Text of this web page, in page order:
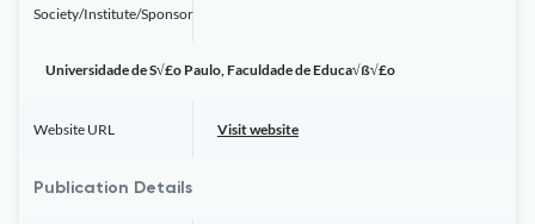
Society/Institute/Sponsor
Universidade de S√£o Paulo, Faculdade de Educa√ß√£o
Website URL Visit website
Publication Details